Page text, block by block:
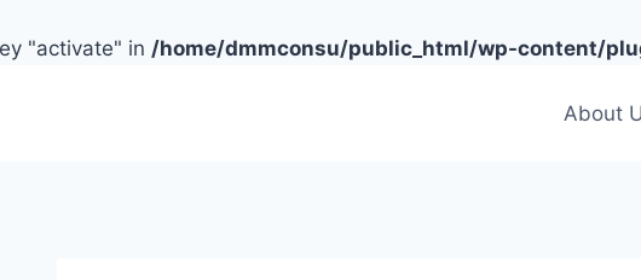
"activate" in /home/dmmconsu/public_html/wp-content/
About